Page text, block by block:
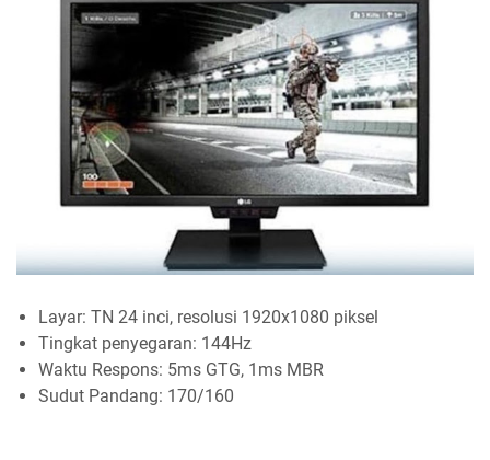
Layar: TN 24 inci, resolusi 1920x1080 piksel
Tingkat penyegaran: 144Hz
Waktu Respons: 5ms GTG, 1ms MBR
Sudut Pandang: 170/160